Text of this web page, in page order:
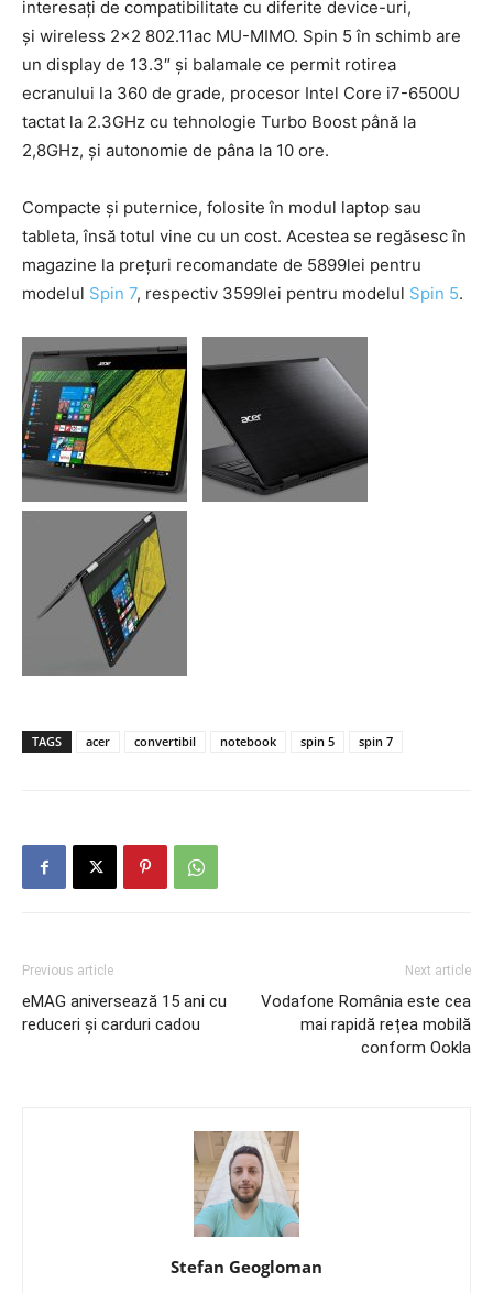
interesați de compatibilitate cu diferite device-uri,
și wireless 2×2 802.11ac MU-MIMO. Spin 5 în schimb are
un display de 13.3″ și balamale ce permit rotirea
ecranului la 360 de grade, procesor Intel Core i7-6500U
tactat la 2.3GHz cu tehnologie Turbo Boost până la
2,8GHz, și autonomie de pâna la 10 ore.
Compacte și puternice, folosite în modul laptop sau
tableta, însă totul vine cu un cost. Acestea se regăsesc în
magazine la prețuri recomandate de 5899lei pentru
modelul Spin 7, respectiv 3599lei pentru modelul Spin 5.
TAGS acer convertibil notebook spin 5 spin 7
Previous article
eMAG aniversează 15 ani cu
reduceri și carduri cadou
Next article
Vodafone România este cea
mai rapidă rețea mobilă
conform Ookla
Stefan Geogloman